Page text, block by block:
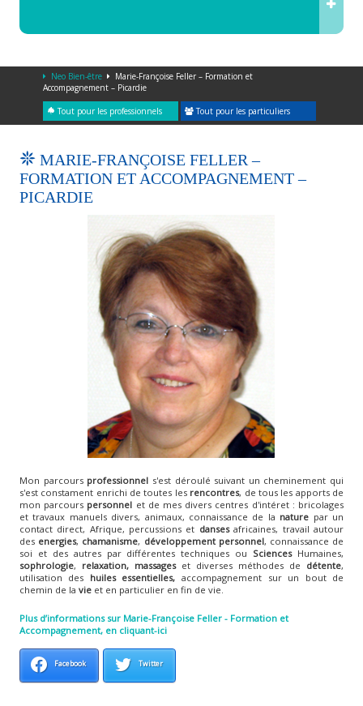
Neo Bien-être
Marie-Françoise Feller – Formation et
Accompagnement – Picardie
Tout pour les professionnels Tout pour les particuliers
MARIE-FRANÇOISE FELLER –
FORMATION ET ACCOMPAGNEMENT –
PICARDIE
Mon parcours professionnel s'est déroulé suivant un cheminement qui
s'est constament enrichi de toutes les rencontres, de tous les apports de
mon parcours personnel et de mes divers centres d'intéret : bricolages
et travaux manuels divers, animaux, connaissance de la nature par un
contact direct, Afrique, percussions et dansesafricaines, travail autour
des energies, chamanisme, développement personnel, connaissance de
soi et des autres par différentes techniques ou SciencesHumaines,
sophrologie, relaxation, massageset diverses méthodes de détente,
utilisation des huiles essentielles, accompagnement sur un bout de
chemin de la vieet en particulier en fin de vie.
Plus d’informations sur Marie-Françoise Feller - Formation et
Accompagnement, en cliquant-ici
Facebook Twitter